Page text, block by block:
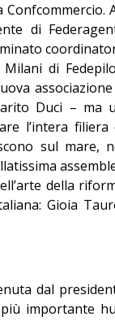
di
di
Duci – ma
l’intera filiera
sul mare,
della
Gioia
dal
importante